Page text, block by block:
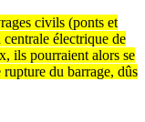
civils (ponts et
électrique de
ils pourraient alors se
rupture du barrage, dûs